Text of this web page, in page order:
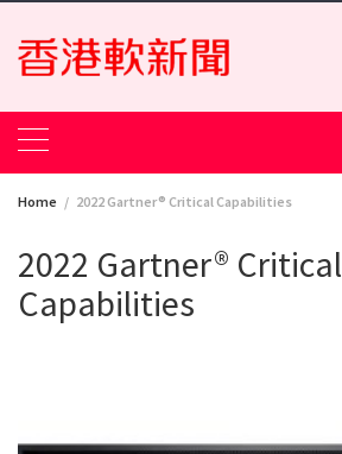
Skip
content
Home 2022 Gartner® Critical Capabilities
2022 Gartner® Critical
Capabilities